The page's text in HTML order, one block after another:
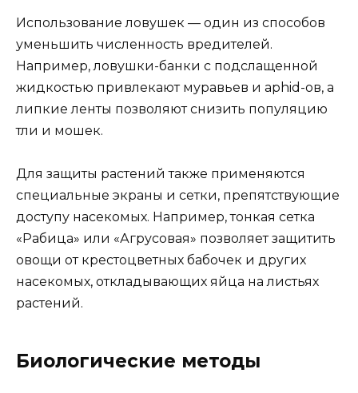
Использование ловушек — один из способов
уменьшить численность вредителей.
Например, ловушки-банки с подслащенной
жидкостью привлекают муравьев и aphid-ов, а
липкие ленты позволяют снизить популяцию
тли и мошек.
Для защиты растений также применяются
специальные экраны и сетки, препятствующие
доступу насекомых. Например, тонкая сетка
«Рабица» или «Агрусовая» позволяет защитить
овощи от крестоцветных бабочек и других
насекомых, откладывающих яйца на листьях
растений.
Биологические методы